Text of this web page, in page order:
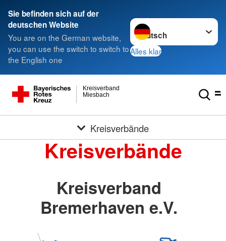
Sie befinden sich auf der
deutschen Website
You are on the German website,
you can use the switch to switch to
the English one
Sprache wechseln zu
Alles klar
Miesbach
Kreisverband
Kreisverbände
Kreisverbände
Kreisverband
Bremerhaven e.V.